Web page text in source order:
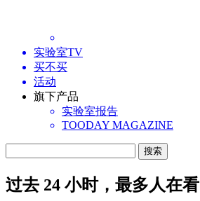
实验室TV
买不买
活动
旗下产品
实验室报告
TOODAY MAGAZINE
过去 24 小时，最多人在看